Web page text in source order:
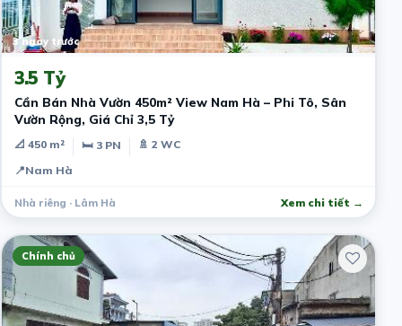
3 ngày trước
3.5 Tỷ
Cần Bán Nhà Vườn 450m² View Nam Hà – Phi Tô, Sân
Vườn Rộng, Giá Chỉ 3,5 Tỷ
📐 450 m² 🛏 3 PN
🚿 2 WC
📍Nam Hà
Nhà riêng · Lâm Hà Xem chi tiết →
Chính chủ